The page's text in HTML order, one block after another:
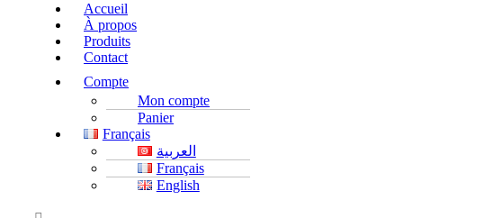
Accueil
À propos
Produits
Contact
Compte
Mon compte
Panier
Français
العربية
Français
English